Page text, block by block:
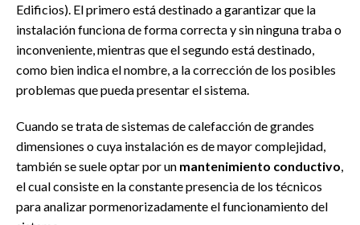
Edificios). El primero está destinado a garantizar que la
instalación funciona de forma correcta y sin ninguna traba o
inconveniente, mientras que el segundo está destinado,
como bien indica el nombre, a la corrección de los posibles
problemas que pueda presentar el sistema.
Cuando se trata de sistemas de calefacción de grandes
dimensiones o cuya instalación es de mayor complejidad,
también se suele optar por un mantenimiento conductivo
el cual consiste en la constante presencia de los técnicos
para analizar pormenorizadamente el funcionamiento del